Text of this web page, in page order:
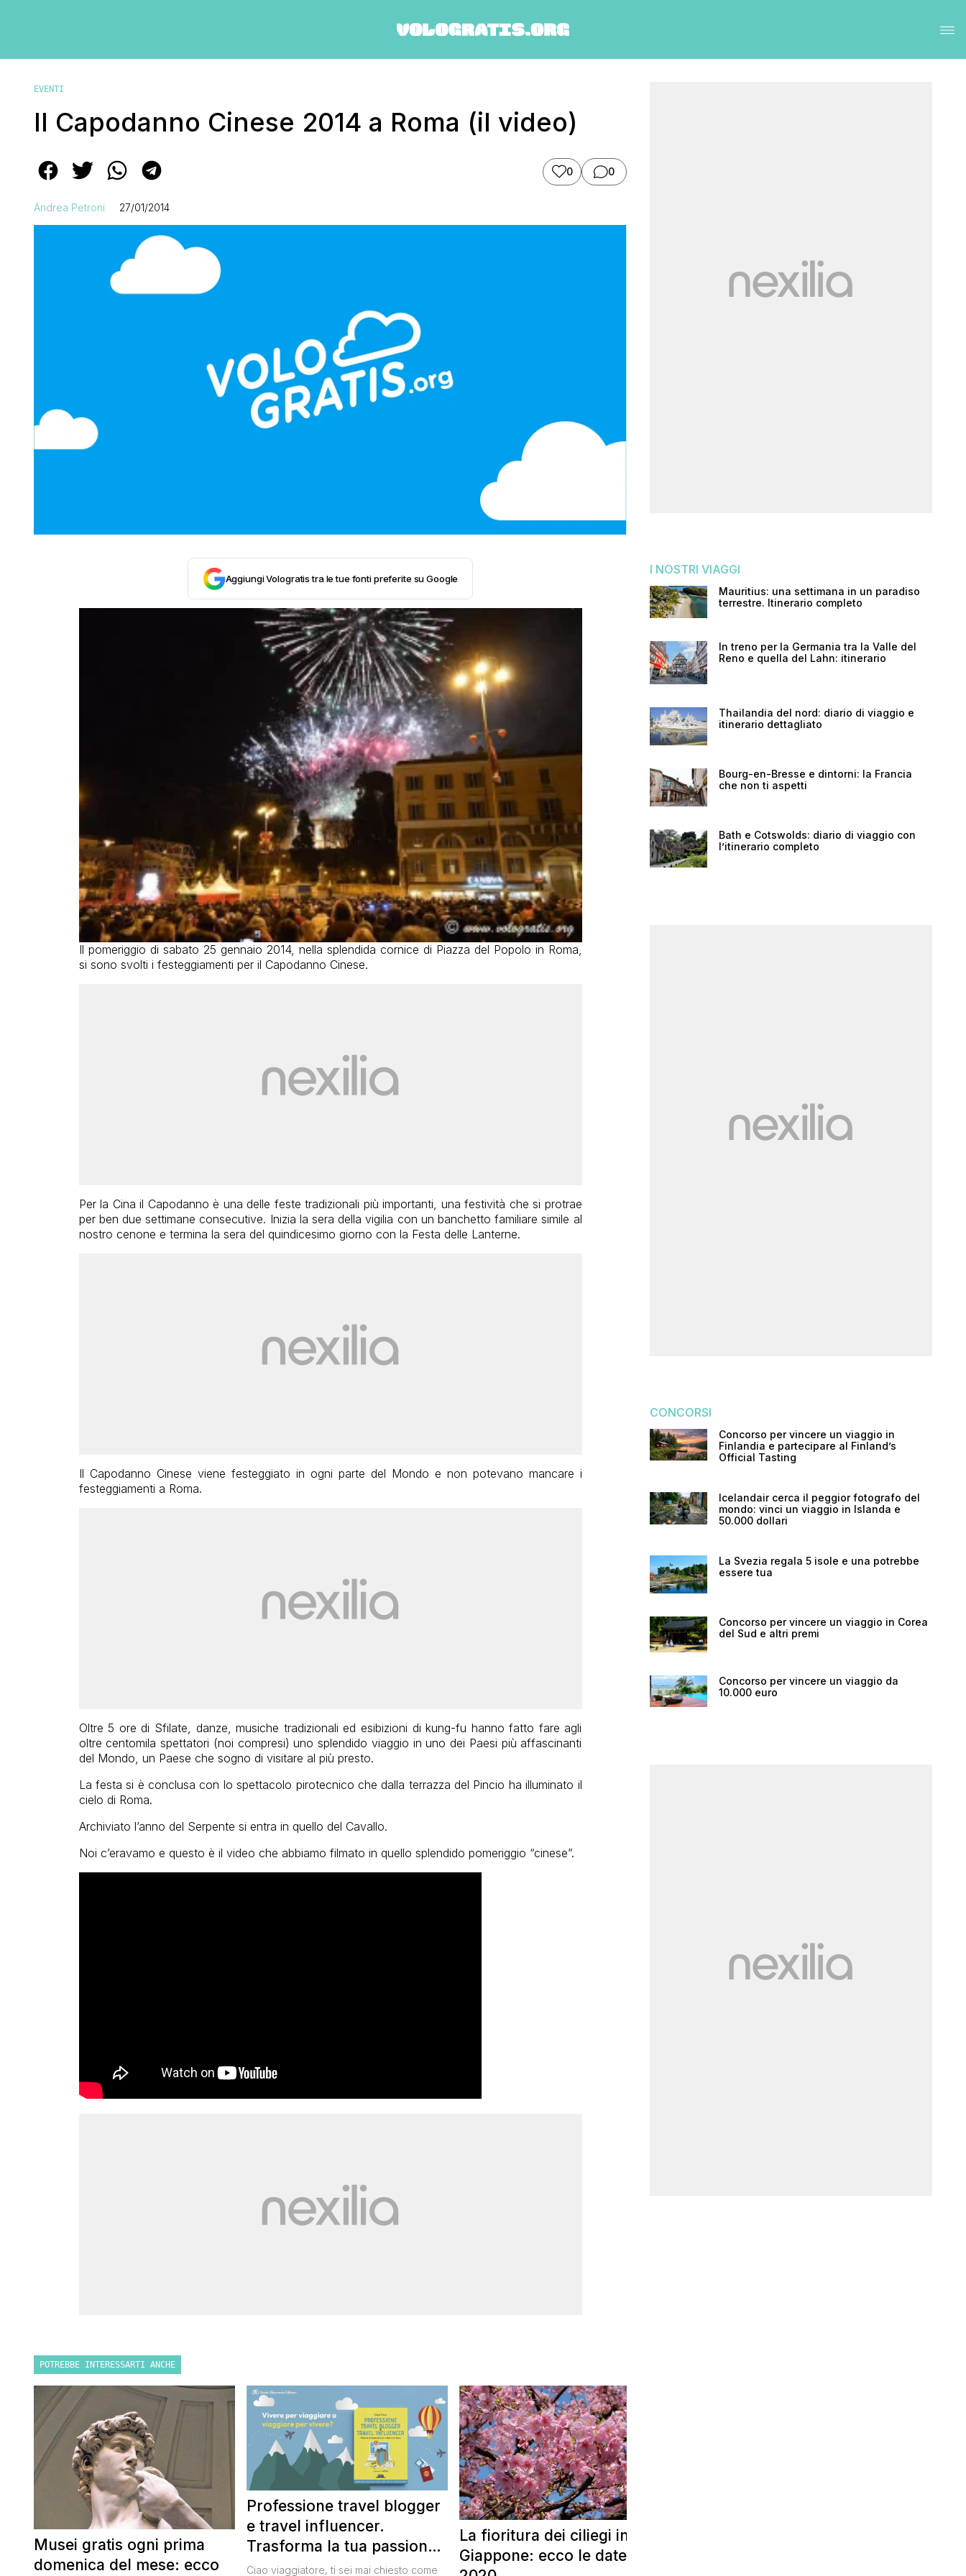
EVENTI
Il Capodanno Cinese 2014 a Roma (il video)
0 0
Andrea Petroni 27/01/2014
Aggiungi Vologratis tra le tue fonti preferite su Google
Il pomeriggio di sabato 25 gennaio 2014, nella splendida cornice di Piazza del Popolo in Roma,
si sono svolti i festeggiamenti per il Capodanno Cinese.
Per la Cina il Capodanno è una delle feste tradizionali più importanti, una festività che si protrae
per ben due settimane consecutive. Inizia la sera della vigilia con un banchetto familiare simile al
nostro cenone e termina la sera del quindicesimo giorno con la Festa delle Lanterne.
Il Capodanno Cinese viene festeggiato in ogni parte del Mondo e non potevano mancare i
festeggiamenti a Roma.
Oltre 5 ore di Sfilate, danze, musiche tradizionali ed esibizioni di kung-fu hanno fatto fare agli
oltre centomila spettatori (noi compresi) uno splendido viaggio in uno dei Paesi più affascinanti
del Mondo, un Paese che sogno di visitare al più presto.
La festa si è conclusa con lo spettacolo pirotecnico che dalla terrazza del Pincio ha illuminato il
cielo di Roma.
Archiviato l’anno del Serpente si entra in quello del Cavallo.
Noi c’eravamo e questo è il video che abbiamo filmato in quello splendido pomeriggio “cinese”.
POTREBBE INTERESSARTI ANCHE
Musei gratis ogni prima
domenica del mese: ecco
Professione travel blogger
e travel influencer.
Trasforma la tua passione
per i viaggi in un lavoro
Ciao viaggiatore, ti sei mai chiesto come
La fioritura dei ciliegi in
Giappone: ecco le date
I NOSTRI VIAGGI
Mauritius: una settimana in un paradiso
terrestre. Itinerario completo
In treno per la Germania tra la Valle del
Reno e quella del Lahn: itinerario
Thailandia del nord: diario di viaggio e
itinerario dettagliato
Bourg-en-Bresse e dintorni: la Francia
che non ti aspetti
Bath e Cotswolds: diario di viaggio con
l’itinerario completo
CONCORSI
Concorso per vincere un viaggio in
Finlandia e partecipare al Finland’s
Official Tasting
Icelandair cerca il peggior fotografo del
mondo: vinci un viaggio in Islanda e
50.000 dollari
La Svezia regala 5 isole e una potrebbe
essere tua
Concorso per vincere un viaggio in Corea
del Sud e altri premi
Concorso per vincere un viaggio da
10.000 euro